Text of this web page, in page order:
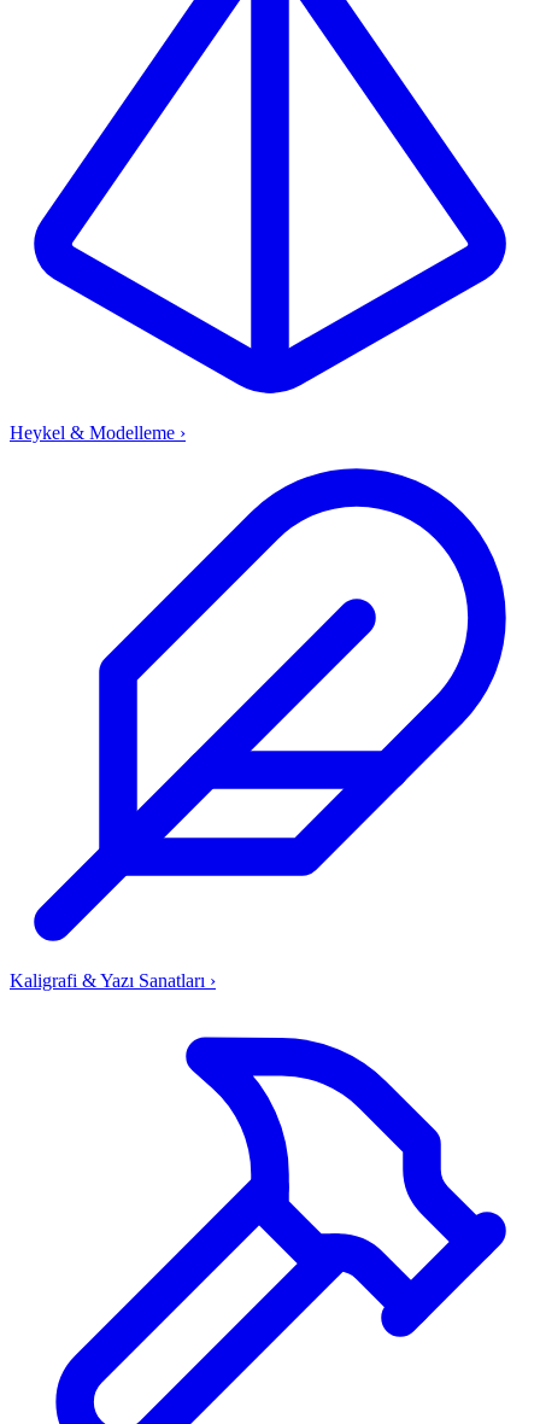
Heykel & Modelleme ›
Kaligrafi & Yazı Sanatları ›